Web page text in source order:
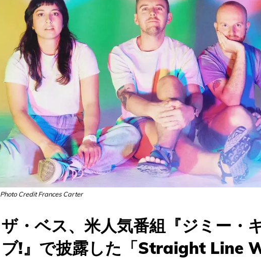
Photo Credit Frances Carter
ザ・ベス、米人気番組『ジミー・
ブ!』で披露した「Straight Line